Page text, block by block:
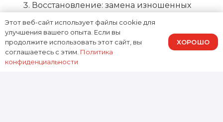
Восстановление: замена изношенных
узлов, ремонт платы, чистка после влаги.
Контрольная проверка: зарядка, связь,
датчики, экран,тест герметичности
после вмешательства.
Этот веб-сайт использует файлы cookie для
улучшения вашего опыта. Если вы
продолжите использовать этот сайт, вы
соглашаетесь с этим. Политика
конфиденциальности
ХОРОШО